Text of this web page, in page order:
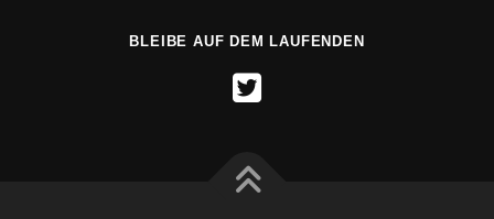
BLEIBE AUF DEM LAUFENDEN